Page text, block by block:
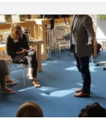
Stadkamer
Zwolle"